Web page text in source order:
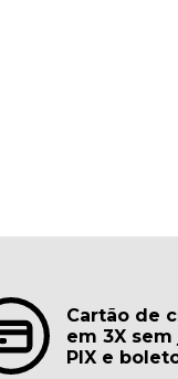
Cartão de
em 3X sem
PIX e